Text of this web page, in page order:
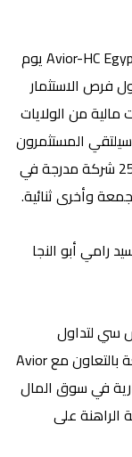
يبدأ المؤتمر الافتراضي Avior-HC Egypt Virtual Conference يوم
رؤى حول فرص الاستثمار
من الولايات
المستثمرون
عبر منصة اجتماعات الكترونية بممثلي حوالي 25 شركة مدرجة في
رامي أبو النجا
سي لتداول
الأوراق المالية والسندات: “تأتي مبادرتنا الرابعة بالتعاون مع Avior
في سوق المال
الراهنة على